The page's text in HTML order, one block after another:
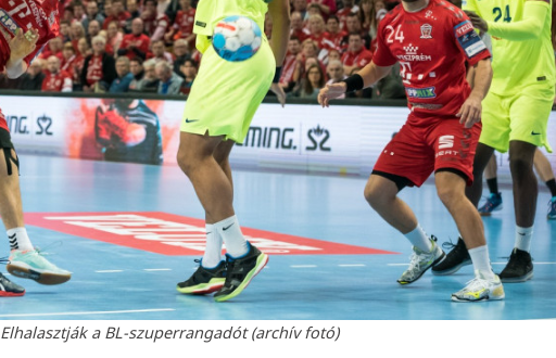
Elhalasztják a BL-szuperrangadót (archív fotó)